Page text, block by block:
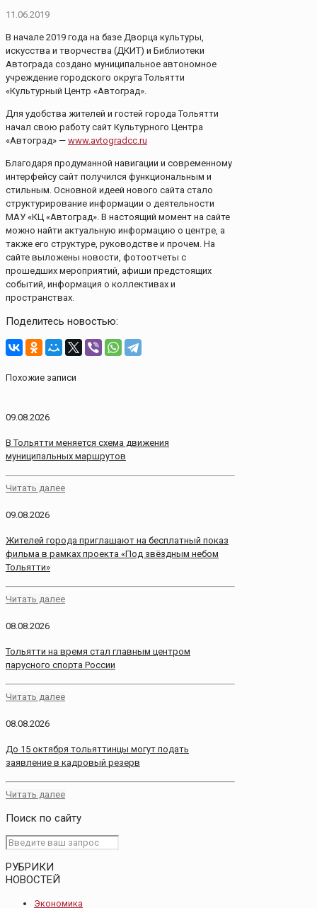
11.06.2019
В начале 2019 года на базе Дворца культуры,
искусства и творчества (ДКИТ) и Библиотеки
Автограда создано муниципальное автономное
учреждение городского округа Тольятти
«Культурный Центр «Автоград».
Для удобства жителей и гостей города Тольятти
начал свою работу сайт Культурного Центра
«Автоград» — www.avtogradcc.ru
Благодаря продуманной навигации и современному
интерфейсу сайт получился функциональным и
стильным. Основной идеей нового сайта стало
структурирование информации о деятельности
МАУ «КЦ «Автоград». В настоящий момент на сайте
можно найти актуальную информацию о центре, а
также его структуре, руководстве и прочем. На
сайте выложены новости, фотоотчеты с
прошедших мероприятий, афиши предстоящих
событий, информация о коллективах и
пространствах.
Поделитесь новостью:
Похожие записи
09.08.2026
В Тольятти меняется схема движения
муниципальных маршрутов
Читать далее
09.08.2026
Жителей города приглашают на бесплатный показ
фильма в рамках проекта «Под звёздным небом
Тольятти»
Читать далее
08.08.2026
Тольятти на время стал главным центром
парусного спорта России
Читать далее
08.08.2026
До 15 октября тольяттинцы могут подать
заявление в кадровый резерв
Читать далее
Поиск по сайту
РУБРИКИ
НОВОСТЕЙ
Экономика